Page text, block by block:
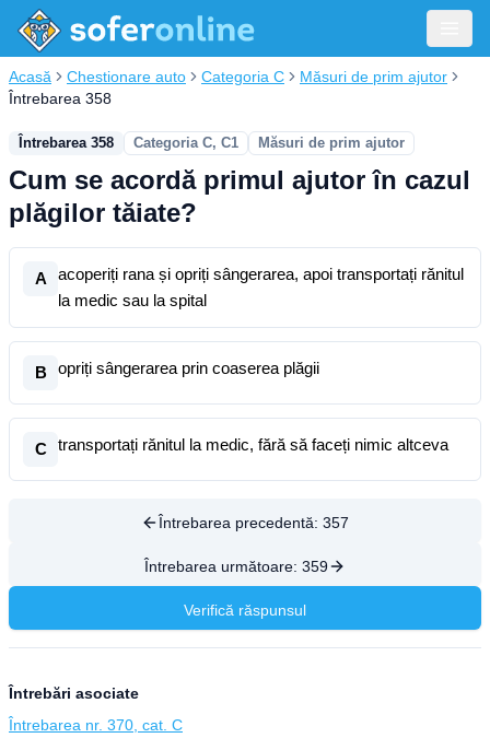
Acasă Chestionare auto Categoria C
Măsuri de prim ajutor
Întrebarea 358
Întrebarea 358 Categoria C, C1 Măsuri de prim ajutor
Cum se acordă primul ajutor în cazul
plăgilor tăiate?
A
acoperiți rana și opriți sângerarea, apoi transportați rănitul
la medic sau la spital
B opriți sângerarea prin coaserea plăgii
C transportați rănitul la medic, fără să faceți nimic altceva
Întrebarea precedentă: 357
Întrebarea următoare: 359
Verifică răspunsul
Întrebări asociate
Întrebarea nr. 370, cat. C